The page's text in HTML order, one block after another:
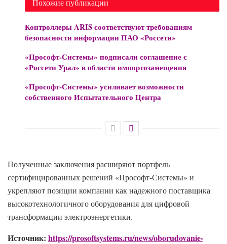
Похожие публикации
Контроллеры ARIS соответствуют требованиям
безопасности информации ПАО «Россети»
«Прософт-Системы» подписали соглашение с
«Россети Урал» в области импортозамещения
«Прософт-Системы» усиливает возможности
собственного Испытательного Центра
Полученные заключения расширяют портфель
сертифицированных решений «Прософт-Системы» и
укрепляют позиции компании как надежного поставщика
высокотехнологичного оборудования для цифровой
трансформации электроэнергетики.
Источник: https://prosoftsystems.ru/news/oborudovanie-